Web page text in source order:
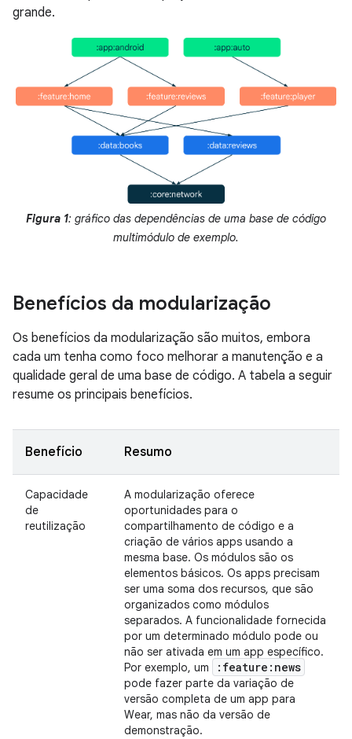
grande.
Figura 1: gráfico das dependências de uma base de código
multimódulo de exemplo.
Benefícios da modularização
Os benefícios da modularização são muitos, embora
cada um tenha como foco melhorar a manutenção e a
qualidade geral de uma base de código. A tabela a seguir
resume os principais benefícios.
Benefício Resumo
Capacidade
de
reutilização
A modularização oferece
oportunidades para o
compartilhamento de código e a
criação de vários apps usando a
mesma base. Os módulos são os
elementos básicos. Os apps precisam
ser uma soma dos recursos, que são
organizados como módulos
separados. A funcionalidade fornecida
por um determinado módulo pode ou
não ser ativada em um app específico.
Por exemplo, um
:feature:news
pode fazer parte da variação de
versão completa de um app para
Wear, mas não da versão de
demonstração.